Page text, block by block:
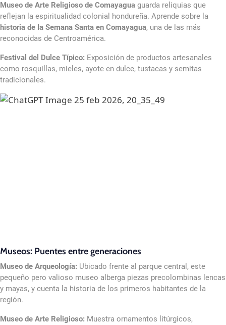
Museo de Arte Religioso de Comayagua guarda reliquias que
reflejan la espiritualidad colonial hondureña. Aprende sobre la
historia de la Semana Santa en Comayagua, una de las más
reconocidas de Centroamérica.
Festival del Dulce Típico: Exposición de productos artesanales
como rosquillas, mieles, ayote en dulce, tustacas y semitas
tradicionales.
Museos: Puentes entre generaciones
Museo de Arqueología: Ubicado frente al parque central, este
pequeño pero valioso museo alberga piezas precolombinas lencas
y mayas, y cuenta la historia de los primeros habitantes de la
región.
Museo de Arte Religioso: Muestra ornamentos litúrgicos,